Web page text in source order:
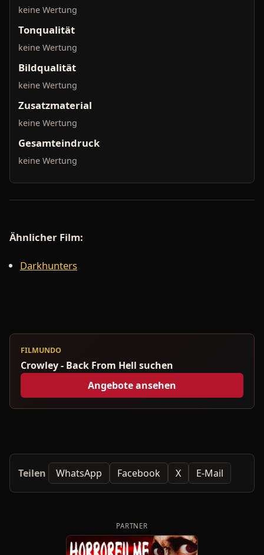
keine Wertung
Tonqualität
keine Wertung
Bildqualität
keine Wertung
Zusatzmaterial
keine Wertung
Gesamteindruck
keine Wertung
Ähnlicher Film:
Darkhunters
FILMUNDO
Crowley - Back From Hell suchen
Angebote ansehen
Teilen WhatsApp Facebook X E-Mail
PARTNER